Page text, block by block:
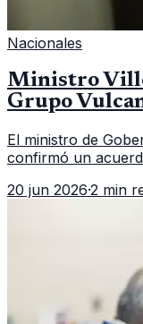
Nacionales
Ministro
Grupo
El ministro de
confirmó un
fallido con la
20 jun 2026·2 min